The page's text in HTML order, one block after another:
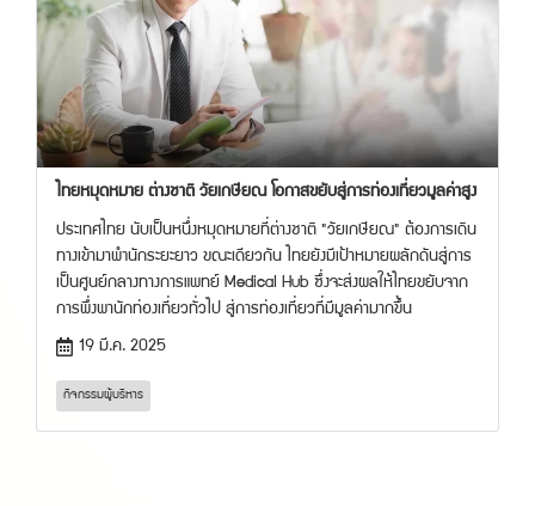
ไทยหมุดหมาย ต่างชาติ วัยเกษียณ โอกาสขยับสู่การท่องเที่ยวมูลค่าสูง
ประเทศไทย นับเป็นหนึ่งหมุดหมายที่ต่างชาติ "วัยเกษียณ" ต้องการเดิน
ทางเข้ามาพำนักระยะยาว ขณะเดียวกัน ไทยยังมีเป้าหมายผลักดันสู่การ
เป็นศูนย์กลางทางการแพทย์ Medical Hub ซึ่งจะส่งผลให้ไทยขยับจาก
การพึ่งพานักท่องเที่ยวทั่วไป สู่การท่องเที่ยวที่มีมูลค่ามากขึ้น
19 มี.ค. 2025
กิจกรรมผู้บริหาร